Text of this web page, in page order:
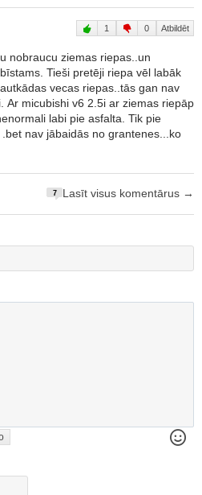
1 0 Atbildēt
nobraucu ziemas riepas..un
Tieši pretēji riepa vēl labāk
vecas riepas..tās gan nav
Ar micubishi v6 2.5i ar ziemas riepāp
labi pie asfalta. Tik pie
nav jābaidās no grantenes...ko
7 Lasīt visus komentārus →